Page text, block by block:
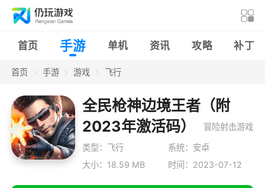
首页 手游 单机 资讯 攻略 补丁
首页 手游 游戏 飞行
全民枪神边境王者（附
2023年激活码）
冒险射击游戏
类型：飞行
系统：安卓
大小：18.59 MB
时间：2023-07-12